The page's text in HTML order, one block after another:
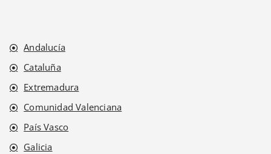
Andalucía
Cataluña
Extremadura
Comunidad Valenciana
País Vasco
Galicia